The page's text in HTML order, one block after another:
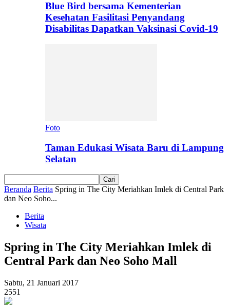
Blue Bird bersama Kementerian
Kesehatan Fasilitasi Penyandang
Disabilitas Dapatkan Vaksinasi Covid-19
Foto
Taman Edukasi Wisata Baru di Lampung
Selatan
Beranda Berita Spring in The City Meriahkan Imlek di Central Park
dan Neo Soho...
Berita
Wisata
Spring in The City Meriahkan Imlek di
Central Park dan Neo Soho Mall
Sabtu, 21 Januari 2017
2551